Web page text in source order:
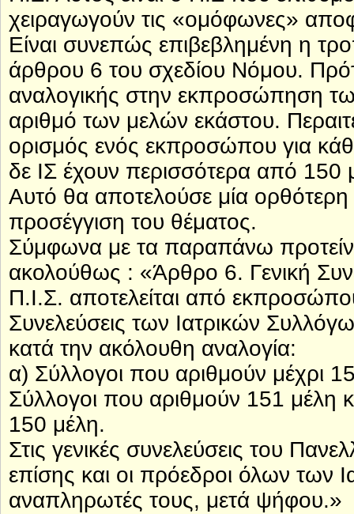
χειραγωγούν τις «ομόφωνες»
Είναι συνεπώς επιβεβλημένη η
άρθρου 6 του σχεδίου Νόμου.
αναλογικής στην εκπροσώπηση
αριθμό των μελών εκάστου.
ορισμός ενός εκπροσώπου για
δε ΙΣ έχουν περισσότερα από
Αυτό θα αποτελούσε μία ορθότερη
προσέγγιση του θέματος.
Σύμφωνα με τα παραπάνω
ακολούθως : «Άρθρο 6. Γενική
Π.Ι.Σ. αποτελείται από
Συνελεύσεις των Ιατρικών
κατά την ακόλουθη αναλογία:
α) Σύλλογοι που αριθμούν μέχρι
Σύλλογοι που αριθμούν 151
150 μέλη.
Στις γενικές συνελεύσεις του
επίσης και οι πρόεδροι όλων των
αναπληρωτές τους, μετά ψήφου.»